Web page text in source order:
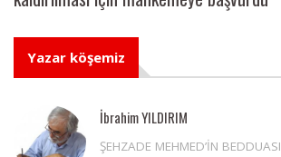
Yazar köşemiz
İbrahim YILDIRIM
ŞEHZADE MEHMED’İN BEDDUASI